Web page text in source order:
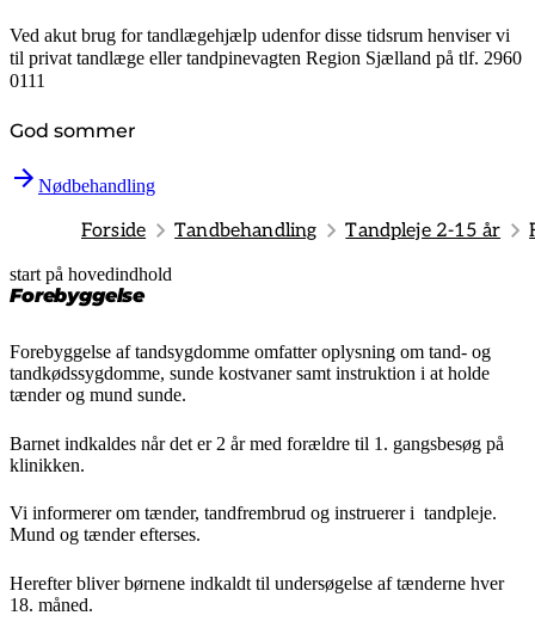
Ved akut brug for tandlægehjælp udenfor disse tidsrum henviser vi
til privat tandlæge eller tandpinevagten Region Sjælland på tlf. 2960
0111
God sommer
Nødbehandling
Forside Tandbehandling Tandpleje 2-15 år
start på hovedindhold
Forebyggelse
senest opdateret 19. februar 2025
Forebyggelse af tandsygdomme omfatter oplysning om tand- og
tandkødssygdomme, sunde kostvaner samt instruktion i at holde
tænder og mund sunde.
Barnet indkaldes når det er 2 år med forældre til 1. gangsbesøg på
klinikken.
Vi informerer om tænder, tandfrembrud og instruerer i tandpleje.
Mund og tænder efterses.
Herefter bliver børnene indkaldt til undersøgelse af tænderne hver
18. måned.